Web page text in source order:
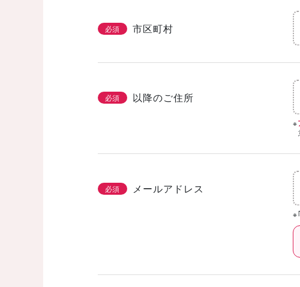
必須 市区町村
必須 以降のご住所
※
必須 メールアドレス
※